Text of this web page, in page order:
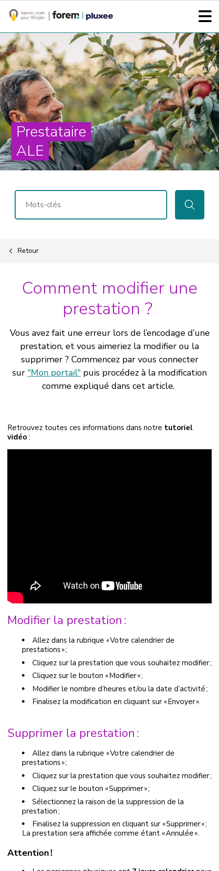
Prestataire
ALE
RECHERCHER
Retour
Comment modifier une
prestation ?
Vous avez fait une erreur lors de l’encodage d’une
prestation, et vous aimeriez la modifier ou la
supprimer ? Commencez par vous connecter
sur "Mon portail" puis procédez à la modification
comme expliqué dans cet article.
Retrouvez toutes ces informations dans notre tutoriel
vidéo :
Modifier la prestation :
Allez dans la rubrique « Votre calendrier de
prestations » ;
Cliquez sur la prestation que vous souhaitez modifier ;
Cliquez sur le bouton « Modifier » ;
Modifier le nombre d’heures et/ou la date d’activité ;
Finalisez la modification en cliquant sur « Envoyer ».
Supprimer la prestation :
Allez dans la rubrique « Votre calendrier de
prestations » ;
Cliquez sur la prestation que vous souhaitez modifier ;
Cliquez sur le bouton « Supprimer » ;
Sélectionnez la raison de la suppression de la
prestation ;
Finalisez la suppression en cliquant sur « Supprimer » ;
La prestation sera affichée comme étant « Annulée ».
Attention !